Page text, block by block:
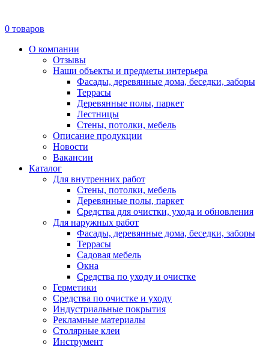
0 товаров
О компании
Отзывы
Наши объекты и предметы интерьера
Фасады, деревянные дома, беседки, заборы
Террасы
Деревянные полы, паркет
Лестницы
Стены, потолки, мебель
Описание продукции
Новости
Вакансии
Каталог
Для внутренних работ
Стены, потолки, мебель
Деревянные полы, паркет
Средства для очистки, ухода и обновления
Для наружных работ
Фасады, деревянные дома, беседки, заборы
Террасы
Садовая мебель
Окна
Средства по уходу и очистке
Герметики
Средства по очистке и уходу
Индустриальные покрытия
Рекламные материалы
Столярные клеи
Инструмент